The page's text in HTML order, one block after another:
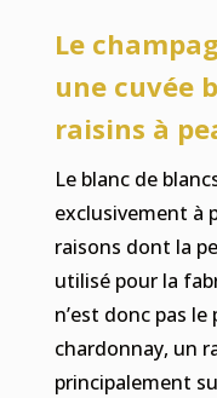
Le
une cuvée
raisins à
Le blanc de
exclusivement à
raisons dont la
utilisé pour la
n’est donc pas
chardonnay, un
principalement